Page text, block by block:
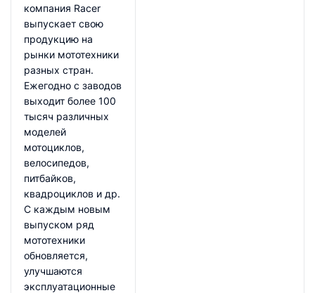
компания Racer
выпускает свою
продукцию на
рынки мототехники
разных стран.
Ежегодно с заводов
выходит более 100
тысяч различных
моделей
мотоциклов,
велосипедов,
питбайков,
квадроциклов и др.
С каждым новым
выпуском ряд
мототехники
обновляется,
улучшаются
эксплуатационные